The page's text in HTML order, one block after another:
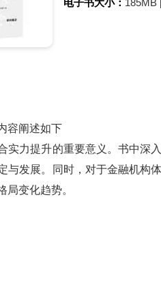
电子书大小： 185MB
容阐述如下
实力提升的重要意义。书中深
与发展。同时，对于金融机构
局变化趋势。